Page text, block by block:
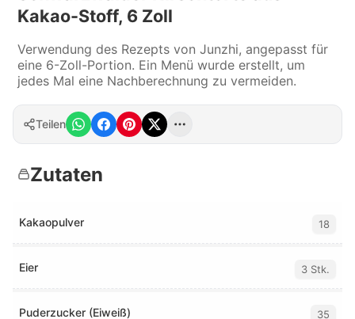
Kakao-Stoff, 6 Zoll
Verwendung des Rezepts von Junzhi, angepasst für
eine 6-Zoll-Portion. Ein Menü wurde erstellt, um
jedes Mal eine Nachberechnung zu vermeiden.
Teilen
Zutaten
Kakaopulver 18
Eier 3 Stk.
Puderzucker (Eiweiß) 35